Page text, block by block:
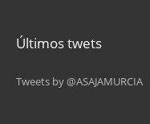
Últimos twets
Tweets by @ASAJAMURCIA